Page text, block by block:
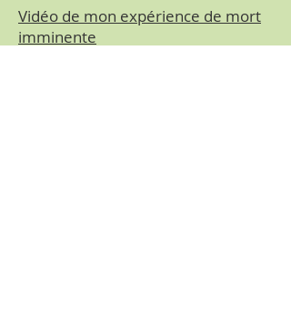
Vidéo de mon expérience de mort
imminente